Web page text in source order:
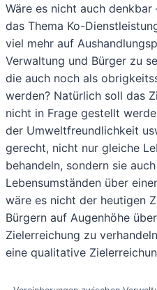
Wäre es nicht auch
das Thema Ko-
viel mehr auf
Verwaltung und Bürger zu
die auch noch als
werden? Natürlich soll das
nicht in Frage gestellt
der Umweltfreundlichkeit
gerecht, nicht nur gleiche
behandeln, sondern sie
Lebensumständen über
wäre es nicht der heutigen
Bürgern auf Augenhöhe
Zielerreichung zu
eine qualitative